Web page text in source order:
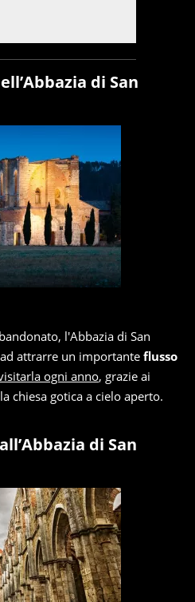
di San
l'Abbazia di San
attrarre un importante flusso
ogni anno, grazie ai
chiesa gotica a cielo aperto.
di San